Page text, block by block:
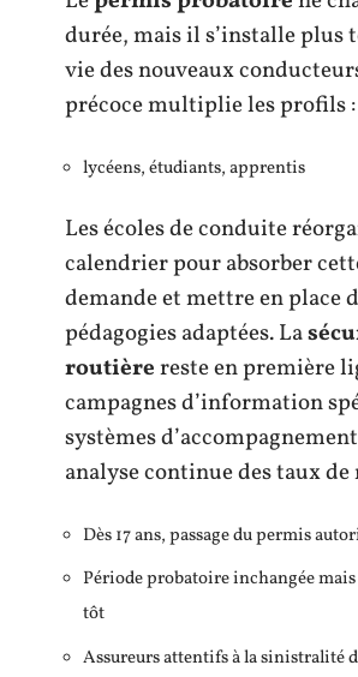
durée, mais il s’installe plus
vie des nouveaux
précoce multiplie les profils :
lycéens, étudiants, apprentis
Les écoles de conduite
calendrier pour absorber
demande et mettre en place
pédagogies adaptées. La
routièrereste en première
campagnes d’information
systèmes
analyse continue des taux de
Dès 17 ans, passage du permis
Période probatoire inchangée
tôt
Assureurs attentifs à la sinistralité